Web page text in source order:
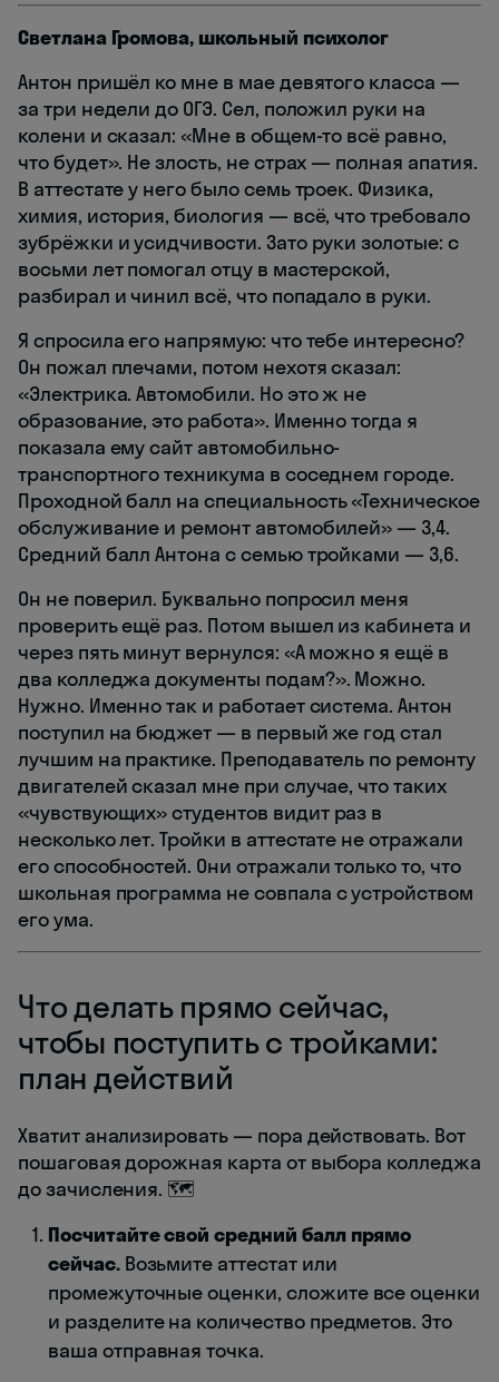
Светлана Громова, школьный психолог
Антон пришёл ко мне в мае девятого класса —
за три недели до ОГЭ. Сел, положил руки на
колени и сказал: «Мне в общем-то всё равно,
что будет». Не злость, не страх — полная апатия.
В аттестате у него было семь троек. Физика,
химия, история, биология — всё, что требовало
зубрёжки и усидчивости. Зато руки золотые: с
восьми лет помогал отцу в мастерской,
разбирал и чинил всё, что попадало в руки.
Я спросила его напрямую: что тебе интересно?
Он пожал плечами, потом нехотя сказал:
«Электрика. Автомобили. Но это ж не
образование, это работа». Именно тогда я
показала ему сайт автомобильно-
транспортного техникума в соседнем городе.
Проходной балл на специальность «Техническое
обслуживание и ремонт автомобилей» — 3,4.
Средний балл Антона с семью тройками — 3,6.
Он не поверил. Буквально попросил меня
проверить ещё раз. Потом вышел из кабинета и
через пять минут вернулся: «А можно я ещё в
два колледжа документы подам?». Можно.
Нужно. Именно так и работает система. Антон
поступил на бюджет — в первый же год стал
лучшим на практике. Преподаватель по ремонту
двигателей сказал мне при случае, что таких
«чувствующих» студентов видит раз в
несколько лет. Тройки в аттестате не отражали
его способностей. Они отражали только то, что
школьная программа не совпала с устройством
его ума.
Что делать прямо сейчас,
чтобы поступить с тройками:
план действий
Хватит анализировать — пора действовать. Вот
пошаговая дорожная карта от выбора колледжа
до зачисления. 🗺️
Посчитайте свой средний балл прямо
сейчас.Возьмите аттестат или
промежуточные оценки, сложите все оценки
и разделите на количество предметов. Это
ваша отправная точка.